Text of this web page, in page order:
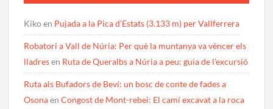
Kikoen Pujada a la Pica d’Estats (3.133 m) per Vallferrera
Robatori a Vall de Núria: Per què la muntanya va vèncer els
lladresen Ruta de Queralbs a Núria a peu: guia de l’excursió
Ruta als Bufadors de Beví: un bosc de conte de fades a
OsonaenCongost de Mont-rebei: El camí excavat a la roca